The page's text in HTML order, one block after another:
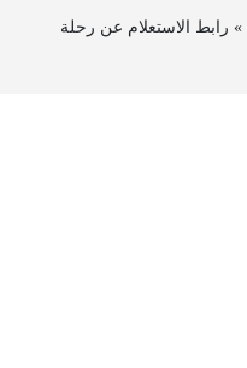
» رابط الاستعلام عن رحلة